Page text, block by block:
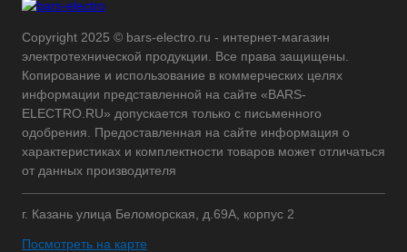
Copyright 2025 © bars-electro.ru - интернет-магазин
электротехнической продукции. Все права защищены.
Копирование и использование в коммерческих целях
информации представленной на сайте «BARS-
ELECTRO.RU» допускается только с письменного
одобрения. Предоставленная на сайте информация о
характеристиках и комплектности товаров может отличаться
от данных производителя
г. Казань улица Беломорская, д.69А, корпус 2
Посмотреть на карте